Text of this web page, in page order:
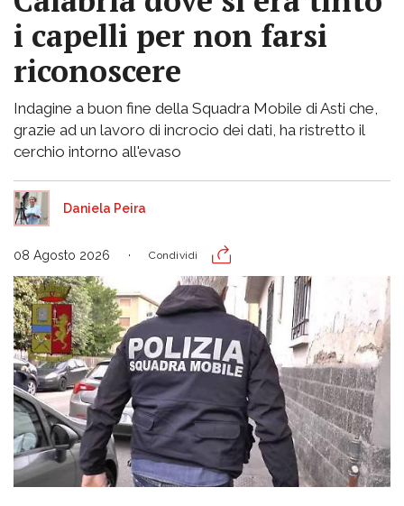
i capelli per non farsi
riconoscere
Indagine a buon fine della Squadra Mobile di Asti che,
grazie ad un lavoro di incrocio dei dati, ha ristretto il
cerchio intorno all'evaso
Daniela Peira
08 Agosto 2026 Condividi